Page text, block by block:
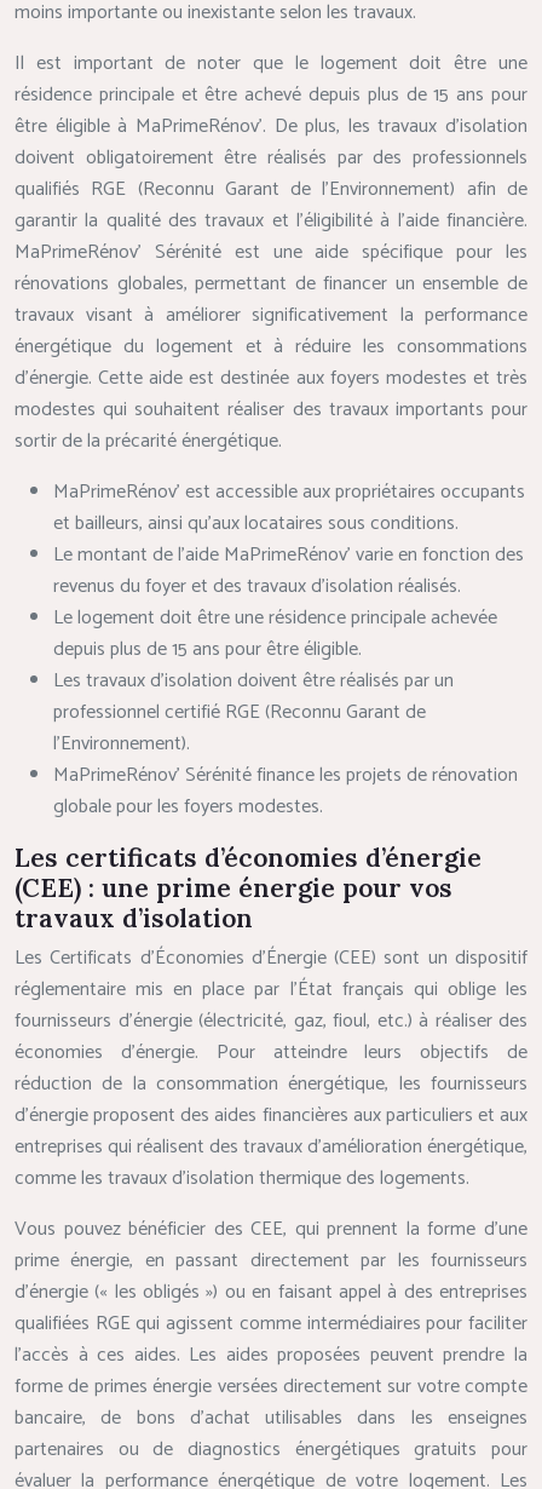
moins importante ou inexistante selon les travaux.
Il est important de noter que le logement doit être une
résidence principale et être achevé depuis plus de 15 ans pour
être éligible à MaPrimeRénov’. De plus, les travaux d’isolation
doivent obligatoirement être réalisés par des professionnels
qualifiés RGE (Reconnu Garant de l’Environnement) afin de
garantir la qualité des travaux et l’éligibilité à l’aide financière.
MaPrimeRénov’ Sérénité est une aide spécifique pour les
rénovations globales, permettant de financer un ensemble de
travaux visant à améliorer significativement la performance
énergétique du logement et à réduire les consommations
d’énergie. Cette aide est destinée aux foyers modestes et très
modestes qui souhaitent réaliser des travaux importants pour
sortir de la précarité énergétique.
MaPrimeRénov’ est accessible aux propriétaires occupants
et bailleurs, ainsi qu’aux locataires sous conditions.
Le montant de l’aide MaPrimeRénov’ varie en fonction des
revenus du foyer et des travaux d’isolation réalisés.
Le logement doit être une résidence principale achevée
depuis plus de 15 ans pour être éligible.
Les travaux d’isolation doivent être réalisés par un
professionnel certifié RGE (Reconnu Garant de
l’Environnement).
MaPrimeRénov’ Sérénité finance les projets de rénovation
globale pour les foyers modestes.
Les certificats d’économies d’énergie
(CEE) : une prime énergie pour vos
travaux d’isolation
Les Certificats d’Économies d’Énergie (CEE) sont un dispositif
réglementaire mis en place par l’État français qui oblige les
fournisseurs d’énergie (électricité, gaz, fioul, etc.) à réaliser des
économies d’énergie. Pour atteindre leurs objectifs de
réduction de la consommation énergétique, les fournisseurs
d’énergie proposent des aides financières aux particuliers et aux
entreprises qui réalisent des travaux d’amélioration énergétique,
comme les travaux d’isolation thermique des logements.
Vous pouvez bénéficier des CEE, qui prennent la forme d’une
prime énergie, en passant directement par les fournisseurs
d’énergie (« les obligés ») ou en faisant appel à des entreprises
qualifiées RGE qui agissent comme intermédiaires pour faciliter
l’accès à ces aides. Les aides proposées peuvent prendre la
forme de primes énergie versées directement sur votre compte
bancaire, de bons d’achat utilisables dans les enseignes
partenaires ou de diagnostics énergétiques gratuits pour
évaluer la performance énergétique de votre logement. Les